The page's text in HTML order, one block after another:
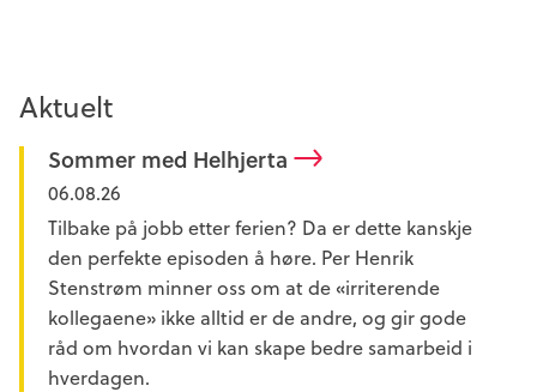
Aktuelt
Sommer med Helhjerta
06.08.26
Tilbake på jobb etter ferien? Da er dette kanskje
den perfekte episoden å høre. Per Henrik
Stenstrøm minner oss om at de «irriterende
kollegaene» ikke alltid er de andre, og gir gode
råd om hvordan vi kan skape bedre samarbeid i
hverdagen.